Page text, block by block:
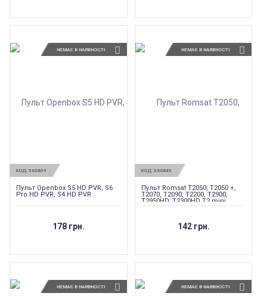
НЕМАЄ В НАЯВНОСТІ
КОД: 560839
Пульт Openbox S5 HD PVR, S6
Pro HD PVR, S4 HD PVR
178 грн.
НЕМАЄ В НАЯВНОСТІ
КОД: 560845
Пульт Romsat T2050, T2050 +,
T2070, T2090, T2200, T2900,
T2950HD, T2300HD T2 mini
142 грн.
НЕМАЄ В НАЯВНОСТІ НЕМАЄ В НАЯВНОСТІ